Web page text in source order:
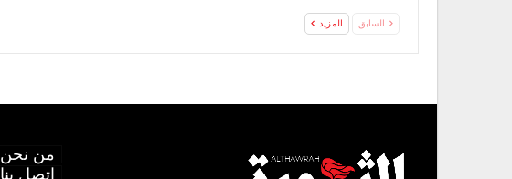
السابق المزيد
من نحن
اتصل بنا